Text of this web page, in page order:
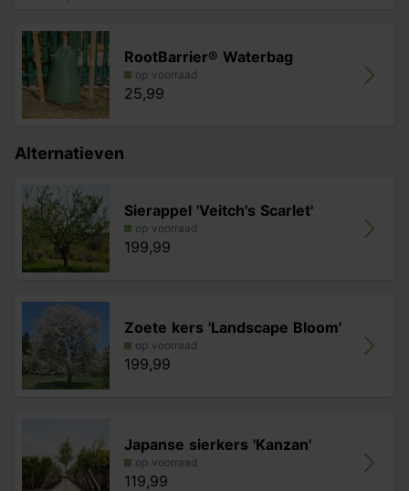
RootBarrier® Waterbag
op voorraad
25,99
Alternatieven
Sierappel 'Veitch's Scarlet'
op voorraad
199,99
Zoete kers 'Landscape Bloom'
op voorraad
199,99
Japanse sierkers 'Kanzan'
op voorraad
119,99